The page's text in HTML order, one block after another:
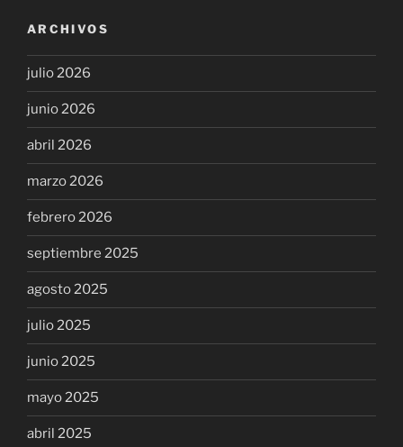
ARCHIVOS
julio 2026
junio 2026
abril 2026
marzo 2026
febrero 2026
septiembre 2025
agosto 2025
julio 2025
junio 2025
mayo 2025
abril 2025